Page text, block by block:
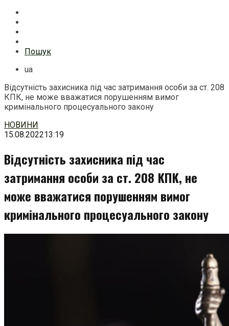
Пошук
ua
Відсутність захисника під час затримання особи за ст. 208
КПК, не може вважатися порушенням вимог
кримінального процесуального закону
Перейти
до
НОВИНИ
15.08.202213:19
Відсутність захисника під час
затримання особи за ст. 208 КПК, не
може вважатися порушенням вимог
кримінального процесуального закону